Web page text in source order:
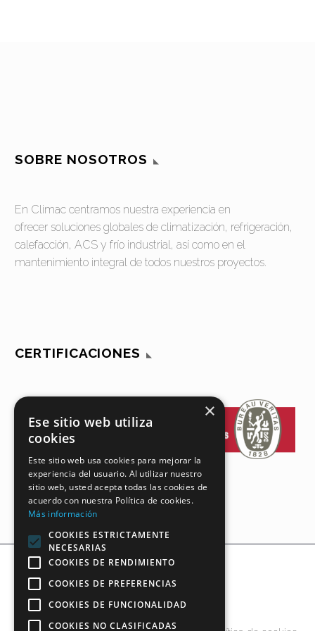
SOBRE NOSOTROS
En Climac centramos nuestra experiencia en
ofrecer soluciones globales de climatización, refrigeración,
calefacción, ACS y frío industrial, así como en el
mantenimiento integral de todos nuestros proyectos.
CERTIFICACIONES
×
Ese sitio web utiliza
cookies
Este sitio web usa cookies para mejorar la
experiencia del usuario. Al utilizar nuestro
sitio web, usted acepta todas las cookies de
acuerdo con nuestra Política de cookies.
Más información
COOKIES ESTRICTAMENTE
NECESARIAS
COOKIES DE RENDIMIENTO
COOKIES DE PREFERENCIAS
COOKIES DE FUNCIONALIDAD
COOKIES NO CLASIFICADAS